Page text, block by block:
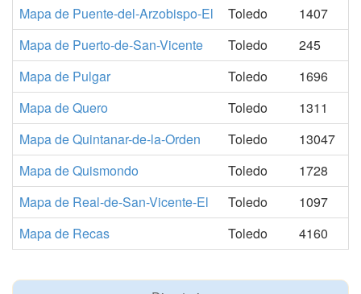
Mapa de Puente-del-Arzobispo-El
Toledo
1407
Mapa de Puerto-de-San-Vicente
Toledo
245
Mapa de Pulgar
Toledo
1696
Mapa de Quero
Toledo
1311
Mapa de Quintanar-de-la-Orden
Toledo
13047
Mapa de Quismondo
Toledo
1728
Mapa de Real-de-San-Vicente-El
Toledo
1097
Mapa de Recas
Toledo 4160